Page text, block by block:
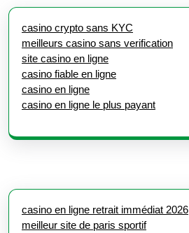
casino crypto sans KYC
meilleurs casino sans verification
site casino en ligne
casino fiable en ligne
casino en ligne
casino en ligne le plus payant
casino en ligne retrait immédiat 2026
meilleur site de paris sportif